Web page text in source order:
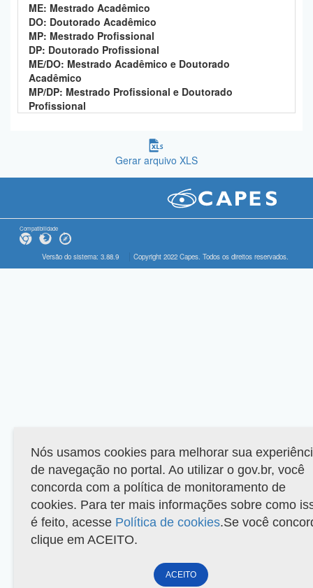
ME: Mestrado Acadêmico
DO: Doutorado Acadêmico
MP: Mestrado Profissional
DP: Doutorado Profissional
ME/DO: Mestrado Acadêmico e Doutorado
Acadêmico
MP/DP: Mestrado Profissional e Doutorado
Profissional
Gerar arquivo XLS
Compatibilidade
Versão do sistema: 3.88.9 Copyright 2022 Capes. Todos os direitos reservados.
Nós usamos cookies para melhorar sua
de navegação no portal. Ao utilizar o gov.br, você
concorda com a política de monitoramento de
cookies. Para ter mais informações sobre como
é feito, acesse Política de cookies.Se você
clique em ACEITO.
ACEITO